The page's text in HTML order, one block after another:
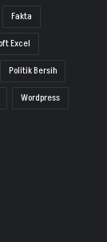
Fakta
Excel
Politik Bersih
Wordpress